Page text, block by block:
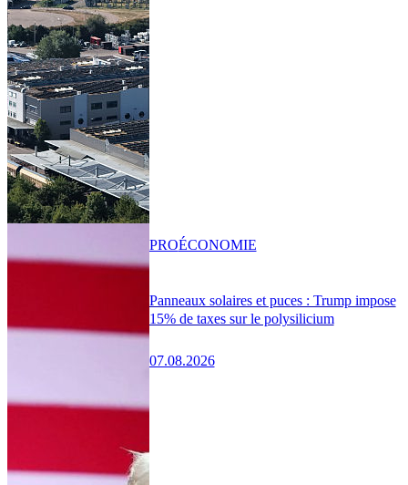
Panneaux solaires et puces : Trump impose
15% de taxes sur le polysilicium
07.08.2026
PROÉCONOMIE